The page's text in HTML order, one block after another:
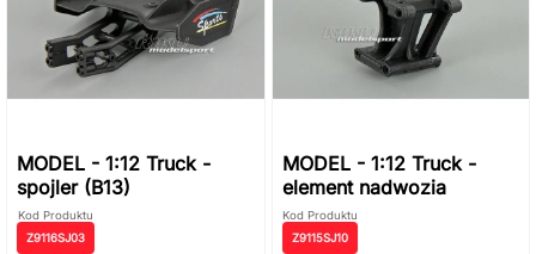
MODEL - 1:12 Truck -
spojler (B13)
Kod Produktu
Z9116SJ03
MODEL - 1:12 Truck -
element nadwozia
Kod Produktu
Z9115SJ10